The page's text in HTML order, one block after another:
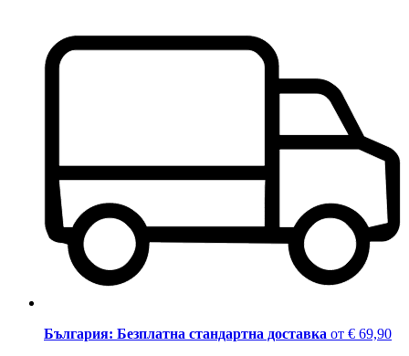
България: Безплатна стандартна доставка от € 69,90